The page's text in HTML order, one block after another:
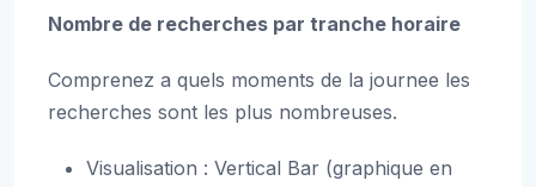
Nombre de recherches par tranche horaire
Comprenez a quels moments de la journee les
recherches sont les plus nombreuses.
Visualisation : Vertical Bar (graphique en